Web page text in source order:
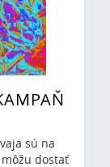
sú na
dostať